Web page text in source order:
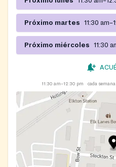
Próximo martes 11:30
Próximo miércoles 11:30
11:30 am–12:30 pm cada